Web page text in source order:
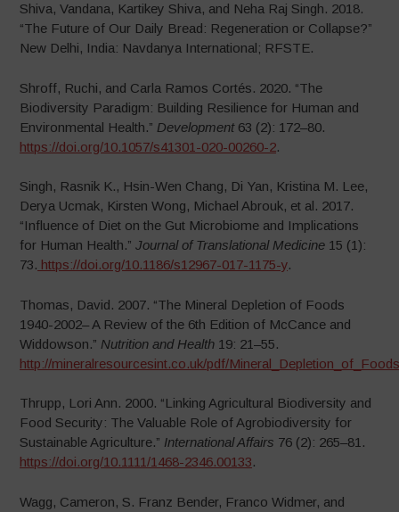
Shiva, Vandana, Kartikey Shiva, and Neha Raj Singh. 2018.
“The Future of Our Daily Bread: Regeneration or Collapse?”
New Delhi, India: Navdanya International; RFSTE.
Shroff, Ruchi, and Carla Ramos Cortés. 2020. “The
Biodiversity Paradigm: Building Resilience for Human and
Environmental Health.” Development63 (2): 172–80.
https://doi.org/10.1057/s41301-020-00260-2.
Singh, Rasnik K., Hsin-Wen Chang, Di Yan, Kristina M. Lee,
Derya Ucmak, Kirsten Wong, Michael Abrouk, et al. 2017.
“Influence of Diet on the Gut Microbiome and Implications
for Human Health.”Journal of Translational Medicine 15 (1):
73. https://doi.org/10.1186/s12967-017-1175-y.
Thomas, David. 2007. “The Mineral Depletion of Foods
1940-2002– A Review of the 6th Edition of McCance and
Widdowson.” Nutrition and Health 19: 21–55.
http://mineralresourcesint.co.uk/pdf/
Thrupp, Lori Ann. 2000. “Linking Agricultural Biodiversity and
Food Security: The Valuable Role of Agrobiodiversity for
Sustainable Agriculture.” International Affairs 76 (2): 265–81.
https://doi.org/10.1111/1468-2346.00133.
Wagg, Cameron, S. Franz Bender, Franco Widmer, and